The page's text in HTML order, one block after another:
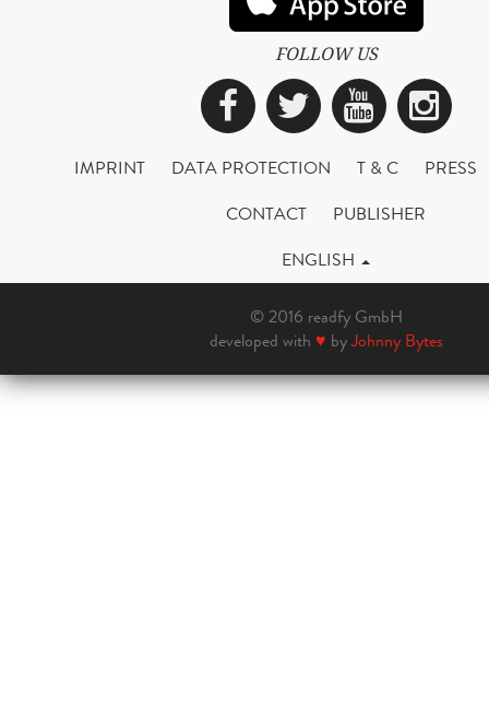
FOLLOW US
Facebook
Twitter
IMPRINT DATA PROTECTION T & C
PRESS
CONTACT
PUBLISHER
ENGLISH
© 2016 readfy GmbH
developed with ♥ byJohnny Bytes